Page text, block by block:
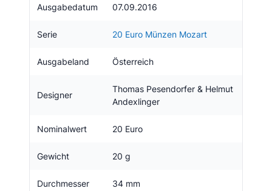
Ausgabedatum 07.09.2016
Serie 20 Euro Münzen Mozart
Ausgabeland Österreich
Designer
Thomas Pesendorfer & Helmut
Andexlinger
Nominalwert 20 Euro
Gewicht 20 g
Durchmesser 34 mm